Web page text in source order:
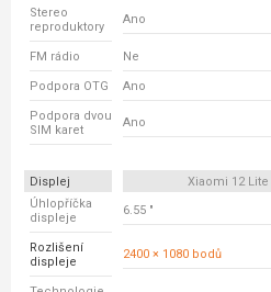
Stereo
reproduktory
Ano
FM rádio Ne
Podpora OTG Ano
Podpora dvou
SIM karet
Ano
Displej Xiaomi 12 Lite
Úhlopříčka
displeje
6.55 "
Rozlišení
displeje
2400 × 1080 bodů